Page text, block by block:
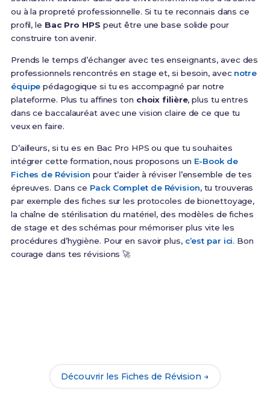
ou à la propreté professionnelle. Si tu te reconnais dans ce
profil, le Bac Pro HPS peut être une base solide pour
construire ton avenir.
Prends le temps d’échanger avec tes enseignants, avec des
professionnels rencontrés en stage et, si besoin, avec notre
équipe pédagogique si tu es accompagné par notre
plateforme. Plus tu affines ton choix filière, plus tu entres
dans ce baccalauréat avec une vision claire de ce que tu
veux en faire.
D’ailleurs, si tu es en Bac Pro HPS ou que tu souhaites
intégrer cette formation, nous proposons un E-Book de
Fiches de Révision pour t’aider à réviser l’ensemble de tes
épreuves. Dans ce Pack Complet de Révision, tu trouveras
par exemple des fiches sur les protocoles de bionettoyage,
la chaîne de stérilisation du matériel, des modèles de fiches
de stage et des schémas pour mémoriser plus vite les
procédures d’hygiène. Pour en savoir plus, c’est par ici. Bon
courage dans tes révisions 🚀
Découvrir les Fiches de Révision →